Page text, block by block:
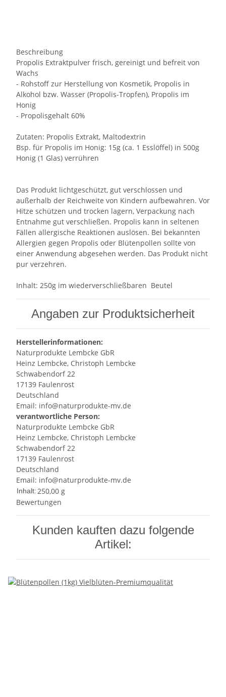
Beschreibung
Propolis Extraktpulver frisch, gereinigt und befreit von
Wachs
- Rohstoff zur Herstellung von Kosmetik, Propolis in
Alkohol bzw. Wasser (Propolis-Tropfen), Propolis im
Honig
- Propolisgehalt 60%
Zutaten: Propolis Extrakt, Maltodextrin
Bsp. für Propolis im Honig: 15g (ca. 1 Esslöffel) in 500g
Honig (1 Glas) verrühren
Das Produkt lichtgeschützt, gut verschlossen und
außerhalb der Reichweite von Kindern aufbewahren. Vor
Hitze schützen und trocken lagern, Verpackung nach
Entnahme gut verschließen. Propolis kann in seltenen
Fällen allergische Reaktionen auslösen. Bei bekannten
Allergien gegen Propolis oder Blütenpollen sollte von
einer Anwendung abgesehen werden. Das Produkt nicht
pur verzehren.
Inhalt: 250g im wiederverschließbaren Beutel
Angaben zur Produktsicherheit
Herstellerinformationen:
Naturprodukte Lembcke GbR
Heinz Lembcke, Christoph Lembcke
Schwabendorf 22
17139 Faulenrost
Deutschland
Email: info@naturprodukte-mv.de
verantwortliche Person:
Naturprodukte Lembcke GbR
Heinz Lembcke, Christoph Lembcke
Schwabendorf 22
17139 Faulenrost
Deutschland
Email: info@naturprodukte-mv.de
Inhalt:250,00 g
Bewertungen
Kunden kauften dazu folgende
Artikel: